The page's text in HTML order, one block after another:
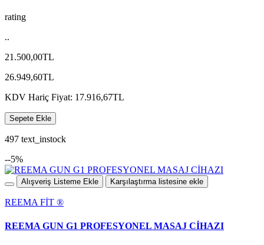
rating
..
21.500,00TL
26.949,60TL
KDV Hariç Fiyat: 17.916,67TL
Sepete Ekle
497 text_instock
--5%
Alışveriş Listeme Ekle Karşılaştırma listesine ekle
REEMA FİT ®️
REEMA GUN G1 PROFESYONEL MASAJ CİHAZI